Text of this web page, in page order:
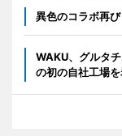
異色のコラボ再
WAKU、グルタ
の初の自社工場